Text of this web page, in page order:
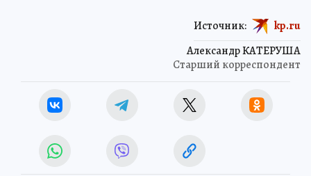
Александр КАТЕРУША
Старший корреспондент
Источник: kp.ru